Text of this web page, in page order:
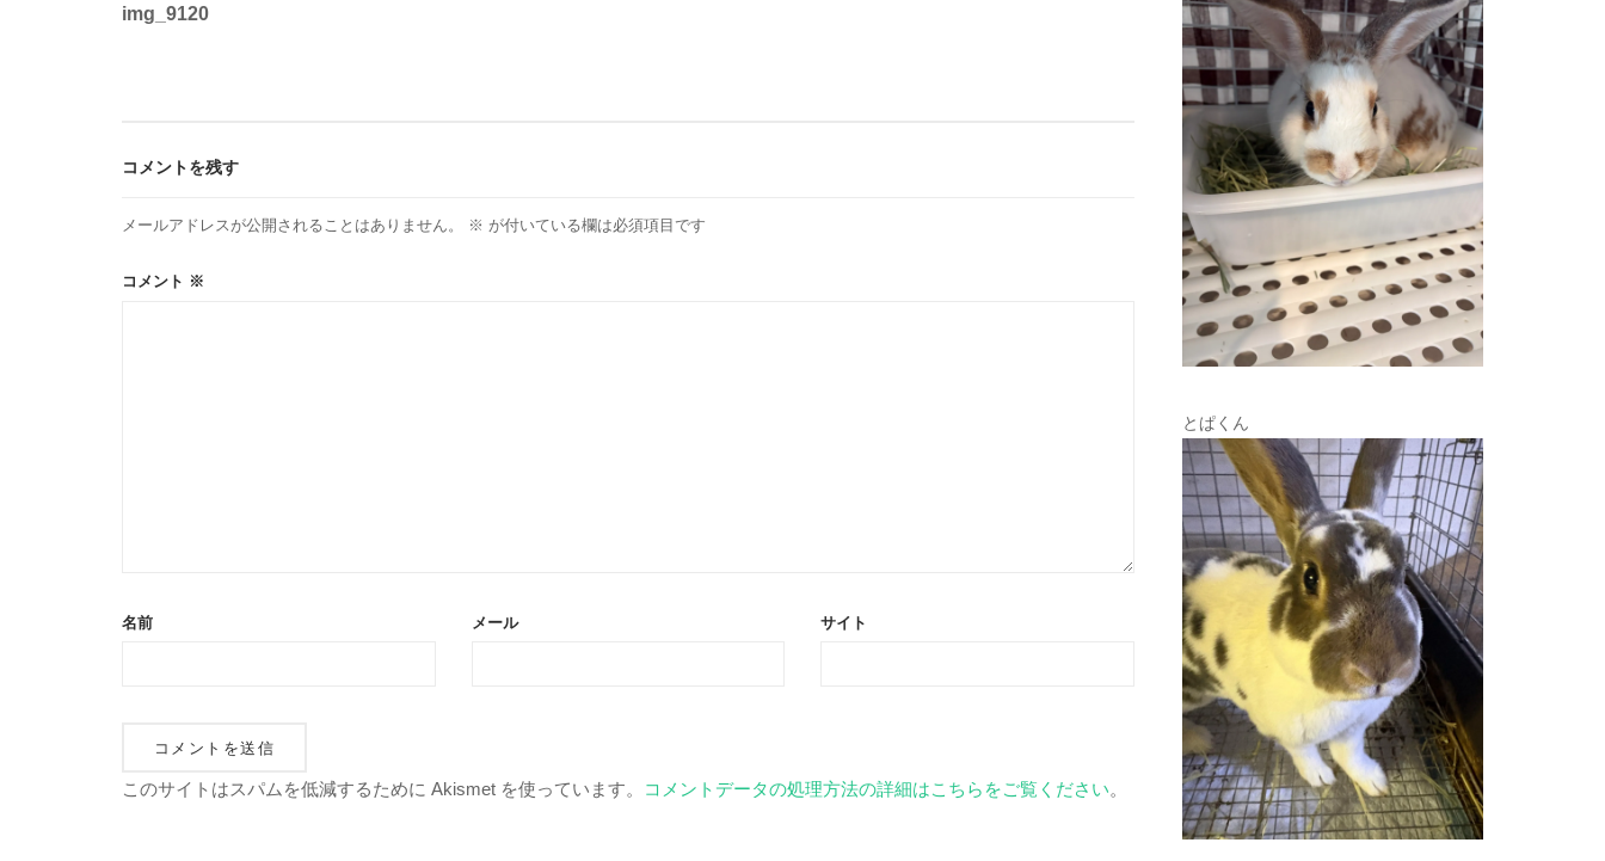
稿
ゲ
ー
img_9120
コメントを残す
メールアドレスが公開されることはありません。 ※ が付いている欄は必須項目です
コメント ※
名前 メール サイト
このサイトはスパムを低減するために Akismet を使っています。 コメントデータの処理方法の詳細はこちらをご覧ください。
とぱくん